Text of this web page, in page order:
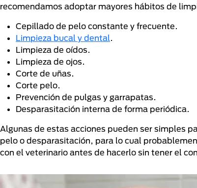
recomendamos adoptar mayores hábitos de
Cepillado de pelo constante y frecuente.
Limpieza bucal y dental.
Limpieza de oídos.
Limpieza de ojos.
Corte de uñas.
Corte pelo.
Prevención de pulgas y garrapatas.
Desparasitación interna de forma periódica.
Algunas de estas acciones pueden ser simples
pelo o desparasitación, para lo cual
con el veterinario antes de hacerlo sin tener el